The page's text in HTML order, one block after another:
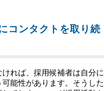
コンタクトを取り続
れば、採用候補者は自分に
能性があります。そうした